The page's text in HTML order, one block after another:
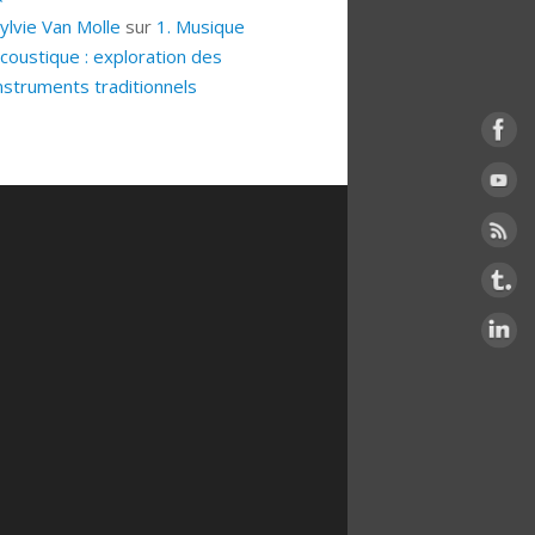
Van Molle sur 1. Musique
: exploration des
traditionnels